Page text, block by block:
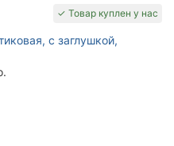
✓ Товар куплен у нас
с заглушкой,